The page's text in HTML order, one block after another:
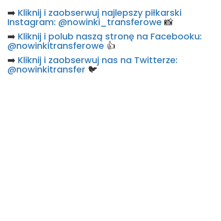
➡️ Kliknij i zaobserwuj najlepszy piłkarski
Instagram: @nowinki_transferowe 📸
➡️ Kliknij i polub naszą stronę na Facebooku:
@nowinkitransferowe 👍
➡️ Kliknij i zaobserwuj nas na Twitterze:
@nowinkitransfer 🐦